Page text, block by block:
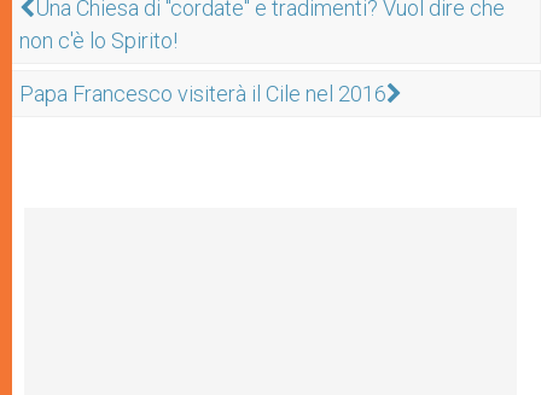
Una Chiesa di "cordate" e tradimenti? Vuol dire che
non c'è lo Spirito!
Papa Francesco visiterà il Cile nel 2016